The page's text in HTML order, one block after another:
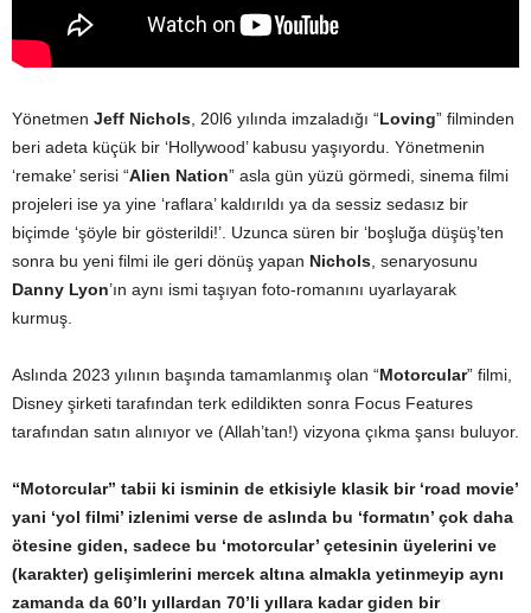
Yönetmen Jeff Nichols , 20l6 yılında imzaladığı “Loving” filminden
beri adeta küçük bir ‘Hollywood’ kabusu yaşıyordu. Yönetmenin
‘remake’ serisi “Alien Nation” asla gün yüzü görmedi, sinema filmi
projeleri ise ya yine ‘raflara’ kaldırıldı ya da sessiz sedasız bir
biçimde ‘şöyle bir gösterildi!’. Uzunca süren bir ‘boşluğa düşüş’ten
sonra bu yeni filmi ile geri dönüş yapan Nichols , senaryosunu
Danny Lyon’ın aynı ismi taşıyan foto-romanını uyarlayarak
kurmuş.
Aslında 2023 yılının başında tamamlanmış olan “Motorcular” filmi,
Disney şirketi tarafından terk edildikten sonra Focus Features
tarafından satın alınıyor ve (Allah’tan!) vizyona çıkma şansı buluyor.
“Motorcular” tabii ki isminin de etkisiyle klasik bir ‘road movie’
yani ‘yol filmi’ izlenimi verse de aslında bu ‘formatın’ çok daha
ötesine giden, sadece bu ‘motorcular’ çetesinin üyelerini ve
(karakter) gelişimlerini mercek altına almakla yetinmeyip aynı
zamanda da 60’lı yıllardan 70’li yıllara kadar giden bir